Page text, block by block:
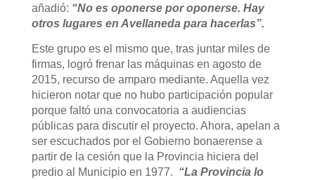
añadió: “No es oponerse por oponerse. Hay
otros lugares en Avellaneda para hacerlas”.
Este grupo es el mismo que, tras juntar miles de
firmas, logró frenar las máquinas en agosto de
2015, recurso de amparo mediante. Aquella vez
hicieron notar que no hubo participación popular
porque faltó una convocatoria a audiencias
públicas para discutir el proyecto. Ahora, apelan a
ser escuchados por el Gobierno bonaerense a
partir de la cesión que la Provincia hiciera del
predio al Municipio en 1977. “La Provincia lo